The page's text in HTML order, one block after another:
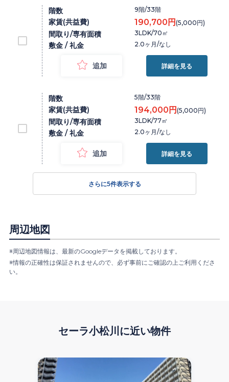
階数 9階/33階
家賃(共益費) 190,700円 (5,000円)
間取り/専有面積 3LDK/70㎡
敷金 / 礼金 2.0ヶ月/なし
追加 詳細を見る
階数 5階/33階
家賃(共益費) 194,000円 (5,000円)
間取り/専有面積 3LDK/77㎡
敷金 / 礼金 2.0ヶ月/なし
追加 詳細を見る
さらに5件表示する
周辺地図
※周辺地図情報は、最新のGoogleデータを掲載しております。
※情報の正確性は保証されませんので、必ず事前にご確認の上ご利用くださ
い。
セーラ小松川 に近い物件